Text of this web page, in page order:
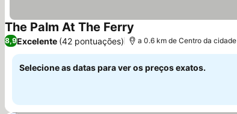
The Palm At The FerryVer preços
8,9Excelente (42 pontuações) a 0.6 km de Centro da cidade
Selecione as datas para ver os preços exatos.